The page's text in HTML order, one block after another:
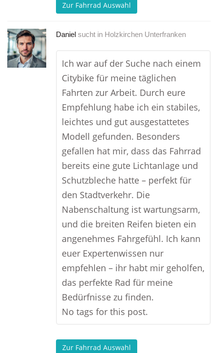
Zur Fahrrad Auswahl
Daniel sucht in Holzkirchen Unterfranken
Ich war auf der Suche nach einem
Citybike für meine täglichen
Fahrten zur Arbeit. Durch eure
Empfehlung habe ich ein stabiles,
leichtes und gut ausgestattetes
Modell gefunden. Besonders
gefallen hat mir, dass das Fahrrad
bereits eine gute Lichtanlage und
Schutzbleche hatte – perfekt für
den Stadtverkehr. Die
Nabenschaltung ist wartungsarm,
und die breiten Reifen bieten ein
angenehmes Fahrgefühl. Ich kann
euer Expertenwissen nur
empfehlen – ihr habt mir geholfen,
das perfekte Rad für meine
Bedürfnisse zu finden.
No tags for this post.
Zur Fahrrad Auswahl